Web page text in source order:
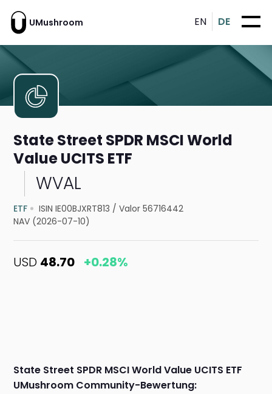
UMushroom EN DE
State Street SPDR MSCI World
Value UCITS ETF
WVAL
ETF ISIN IE00BJXRT813 /Valor 56716442
NAV (2026-07-10)
USD 48.70 +0.28%
State Street SPDR MSCI World Value UCITS ETF
UMushroom Community-Bewertung: